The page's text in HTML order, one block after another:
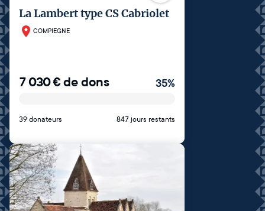
La Lambert type CS Cabriolet
COMPIEGNE
7 030€de dons 35%
39 donateurs 847 jours restants